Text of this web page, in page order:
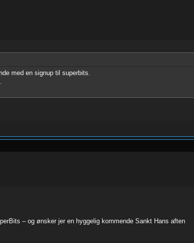
med en signup til superbits.
– og ønsker jer en hyggelig kommende Sankt Hans aften